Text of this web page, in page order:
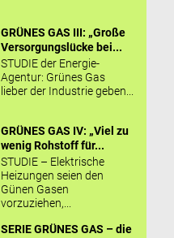
GRÜNES GAS III: „Große
Versorgungslücke bei...
STUDIE der Energie-
Agentur: Grünes Gas
lieber der Industrie geben...
GRÜNES GAS IV: „Viel zu
wenig Rohstoff für...
STUDIE – Elektrische
Heizungen seien den
Günen Gasen
vorzuziehen,...
SERIE GRÜNES GAS – die